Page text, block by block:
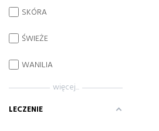
SKÓRA
ŚWIEŻE
WANILIA
więcej...
LECZENIE